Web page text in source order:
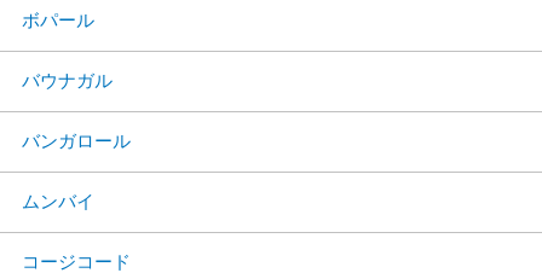
ボパール
バウナガル
バンガロール
ムンバイ
コージコード